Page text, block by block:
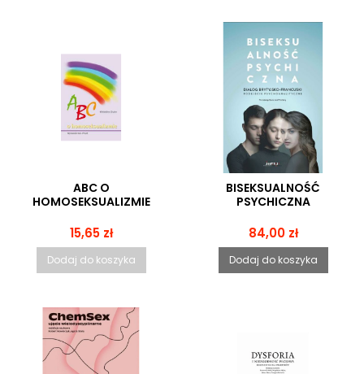
ABC O
HOMOSEKSUALIZMIE
Cena
15,65 zł
Dodaj do koszyka
BISEKSUALNOŚĆ
PSYCHICZNA
Cena
84,00 zł
Dodaj do koszyka